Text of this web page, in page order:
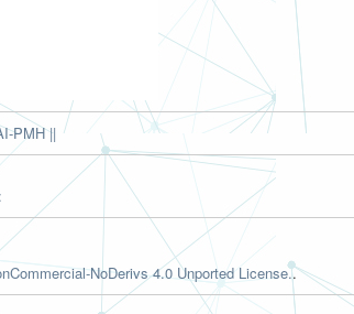
PMH ||
NoDerivs 4.0 Unported License..